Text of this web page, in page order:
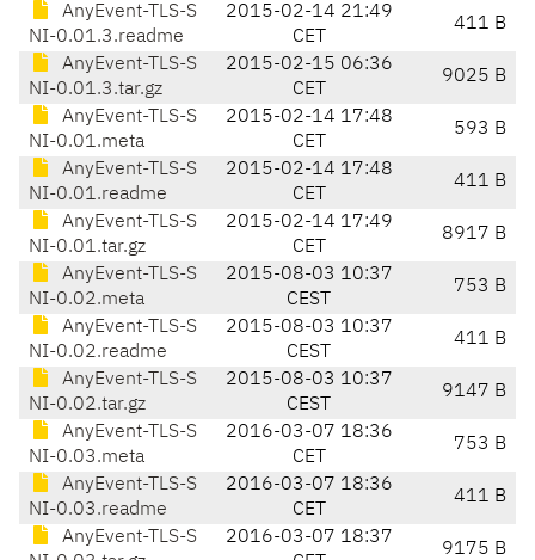
AnyEvent-TLS-S
NI-0.01.3.readme
2015-02-14 21:49
CET
411 B
AnyEvent-TLS-S
NI-0.01.3.tar.gz
2015-02-15 06:36
CET
9025 B
AnyEvent-TLS-S
NI-0.01.meta
2015-02-14 17:48
CET
593 B
AnyEvent-TLS-S
NI-0.01.readme
2015-02-14 17:48
CET
411 B
AnyEvent-TLS-S
NI-0.01.tar.gz
2015-02-14 17:49
CET
8917 B
AnyEvent-TLS-S
NI-0.02.meta
2015-08-03 10:37
CEST
753 B
AnyEvent-TLS-S
NI-0.02.readme
2015-08-03 10:37
CEST
411 B
AnyEvent-TLS-S
NI-0.02.tar.gz
2015-08-03 10:37
CEST
9147 B
AnyEvent-TLS-S
NI-0.03.meta
2016-03-07 18:36
CET
753 B
AnyEvent-TLS-S
NI-0.03.readme
2016-03-07 18:36
CET
411 B
AnyEvent-TLS-S
2016-03-07 18:37
9175 B